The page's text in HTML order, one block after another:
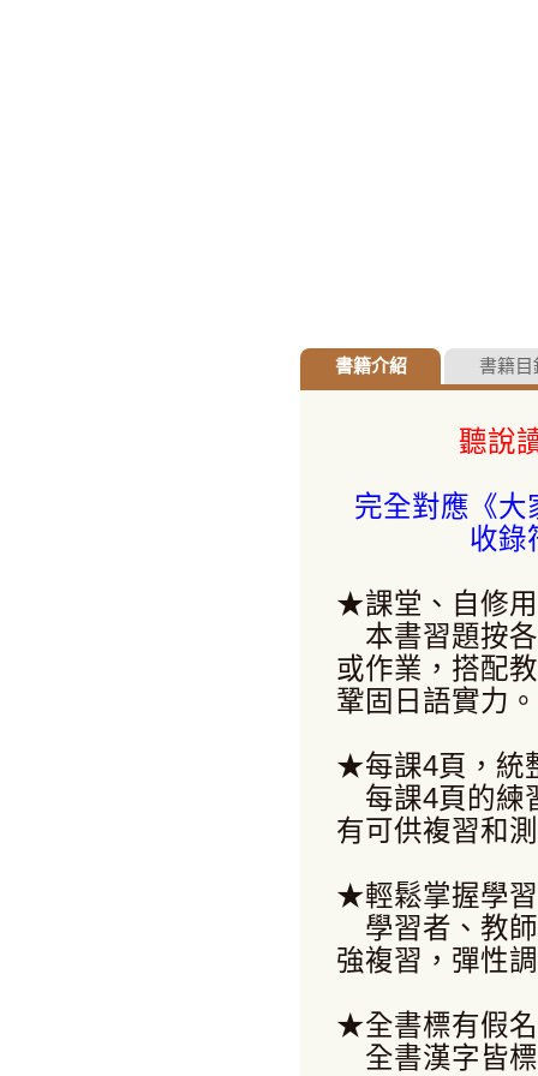
書籍介紹 書籍目
聽說
完全對應《
收錄
★課堂、自修
本書習題按各
或作業，搭配
鞏固日語實力。
★每課4頁，統
每課4頁的練
有可供複習和
★輕鬆掌握學
學習者、教師
強複習，彈性
★全書標有假名
全書漢字皆